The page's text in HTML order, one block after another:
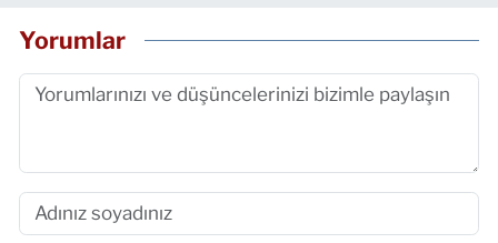
Yorumlar